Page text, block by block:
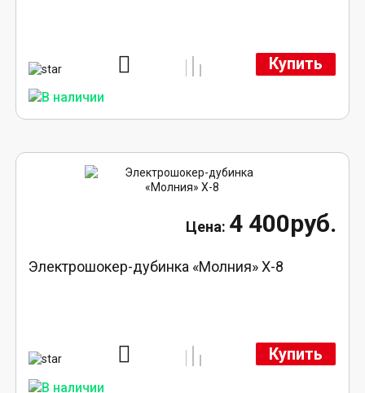
Купить
4 400руб.
Электрошокер-дубинка «Молния» Х-8
Купить